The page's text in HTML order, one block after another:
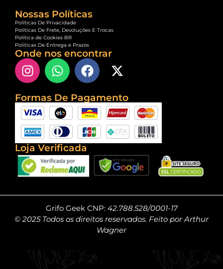
Nossas Políticas
Políticas De Privacidade
Políticas De Frete, Devoluções E Trocas
Política de Cookies BR
Políticas De Entrega e Prazos
Onde nos encontrar
Formas De Pagamento
Loja Verificada
Grifo Geek CNP: 42.788.528/0001-17
© 2025 Todos os direitos reservados. Feito por Arthur
Wagner